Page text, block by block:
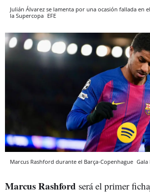
Julián Álvarez se lamenta por una ocasión fallada en
la Supercopa EFE
Marcus Rashford durante el Barça-Copenhague Gala
Marcus Rashford será el primer